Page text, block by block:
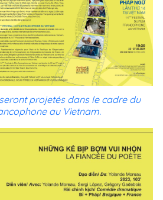
projetés dans le cadre du
au Vietnam.